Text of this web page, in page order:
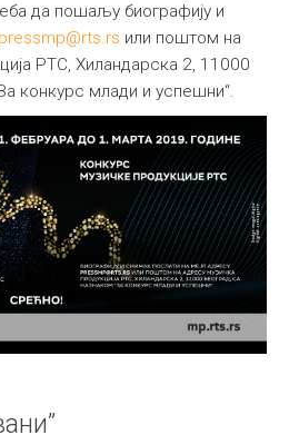
да пошаљу биографију и
pressmp@rts.rs или поштом на
РТС, Хиландарска 2, 11000
конкурс млади и успешни“.